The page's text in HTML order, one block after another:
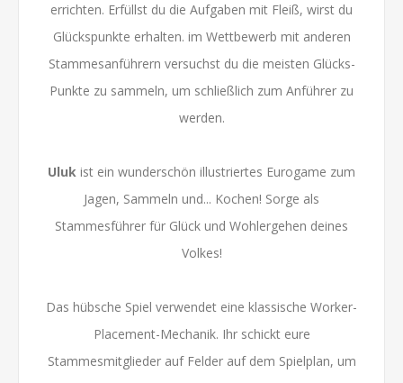
errichten. Erfüllst du die Aufgaben mit Fleiß, wirst du
Glückspunkte erhalten. im Wettbewerb mit anderen
Stammesanführern versuchst du die meisten Glücks-
Punkte zu sammeln, um schließlich zum Anführer zu
werden.
Uluk ist ein wunderschön illustriertes Eurogame zum
Jagen, Sammeln und... Kochen! Sorge als
Stammesführer für Glück und Wohlergehen deines
Volkes!
Das hübsche Spiel verwendet eine klassische Worker-
Placement-Mechanik. Ihr schickt eure
Stammesmitglieder auf Felder auf dem Spielplan, um